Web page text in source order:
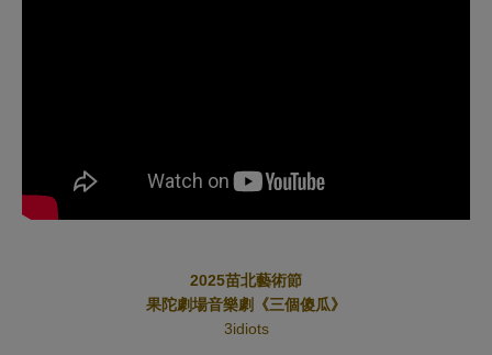
2025苗北藝術節
果陀劇場音樂劇
《三個傻瓜》
3idiots